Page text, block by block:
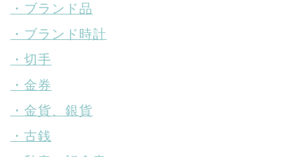
・ブランド品
・ブランド時計
・切手
・金券
・金貨、銀貨
・古銭